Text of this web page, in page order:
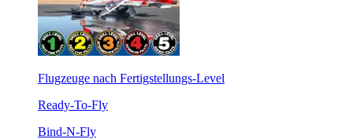
Flugzeuge nach Fertigstellungs-Level
Ready-To-Fly
Bind-N-Fly